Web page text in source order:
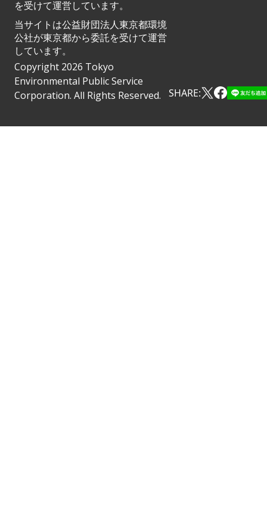
を受けて運営しています。
当サイトは公益財団法人東京都環境
公社が東京都から委託を受けて運営
しています。
Copyright 2026 Tokyo
Environmental Public Service
Corporation. All Rights Reserved.
SHARE: